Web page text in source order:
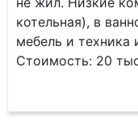
котельная), в
мебель и техника
Стоимость: 20